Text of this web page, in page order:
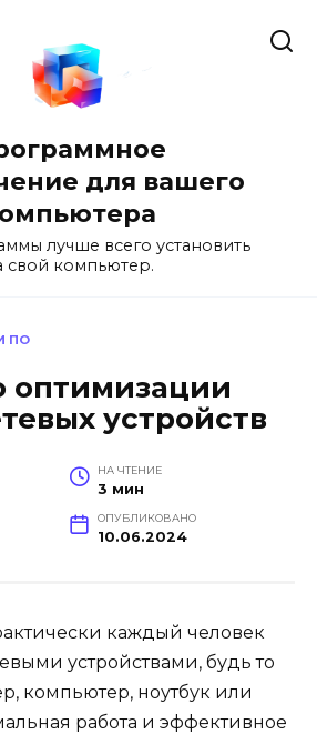
для вашего
лучше всего установить
свой компьютер.
ПО
оптимизации
устройств
НА ЧТЕНИЕ
3 мин
ОПУБЛИКОВАНО
10.06.2024
каждый человек
устройствами, будь то
компьютер, ноутбук или
работа и эффективное